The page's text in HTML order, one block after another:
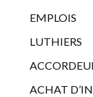
EMPLOIS
LUTHIERS
ACHAT